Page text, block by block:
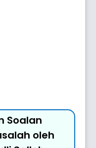
Soalan
oleh